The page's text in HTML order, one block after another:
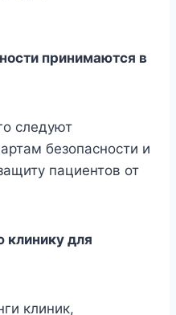
принимаются в
следуют
безопасности и
пациентов от
для
клиник,